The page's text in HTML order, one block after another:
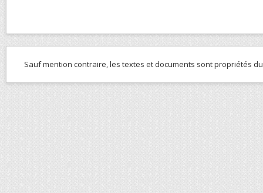
Sauf mention contraire, les textes et documents sont propriétés